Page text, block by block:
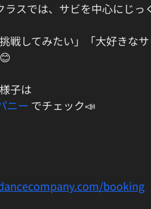
ラスでは、サビを中心にじっ
挑戦してみたい」「大好きな
子は
ニー でチェック📣
booking